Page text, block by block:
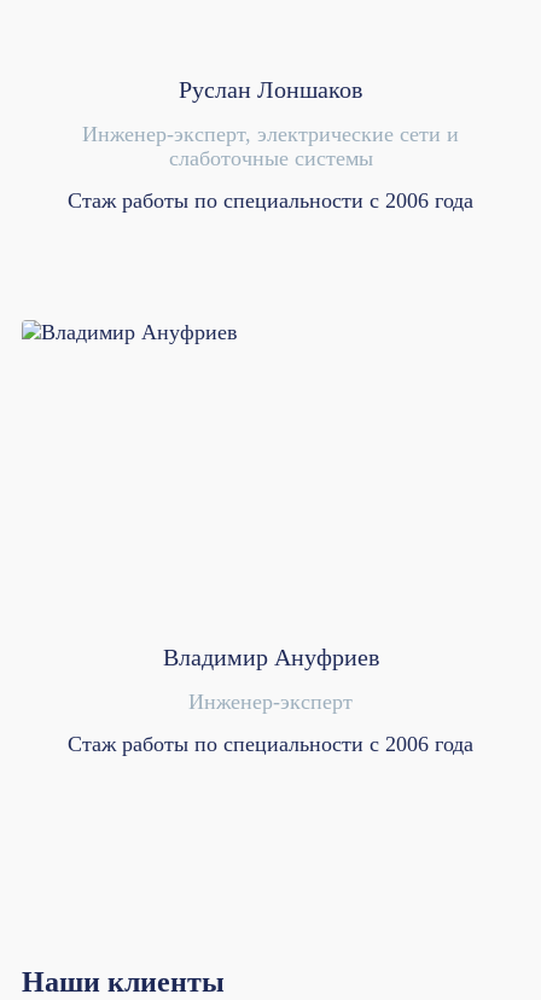
Руслан Лоншаков
Инженер-эксперт, электрические сети и
слаботочные системы
Стаж работы по специальности с 2006 года
Владимир Ануфриев
Инженер-эксперт
Стаж работы по специальности с 2006 года
Наши клиенты